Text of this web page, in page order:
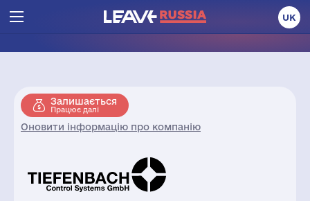
UK
Залишається
Працює далі
Оновити інформацію про компанію